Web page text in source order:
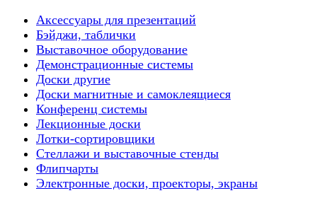
Аксессуары для презентаций
Бэйджи, таблички
Выставочное оборудование
Демонстрационные системы
Доски другие
Доски магнитные и самоклеящиеся
Конференц системы
Лекционные доски
Лотки-сортировщики
Стеллажи и выставочные стенды
Флипчарты
Электронные доски, проекторы, экраны